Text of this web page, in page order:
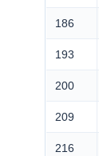
186
193
200
209
216